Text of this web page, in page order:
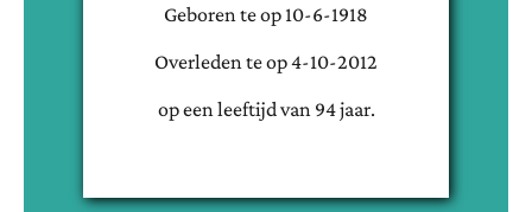
Geboren teop 10-6-1918
Overleden teop4-10-2012
op een leeftijd van 94jaar.